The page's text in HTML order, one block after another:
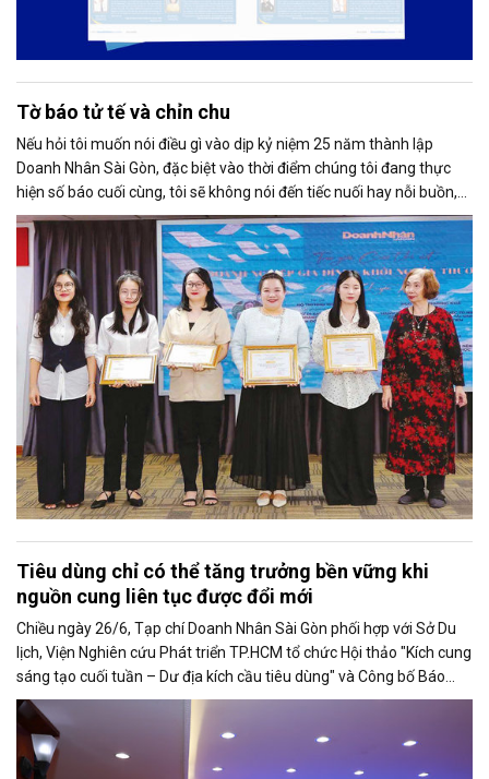
Tờ báo tử tế và chỉn chu
Nếu hỏi tôi muốn nói điều gì vào dịp kỷ niệm 25 năm thành lập
Doanh Nhân Sài Gòn, đặc biệt vào thời điểm chúng tôi đang thực
hiện số báo cuối cùng, tôi sẽ không nói đến tiếc nuối hay nỗi buồn,
thay vào đó là niềm tự hào. Bởi khi nghĩ về Doanh Nhân Sài Gòn, tôi
luôn nghĩ đó là một tờ báo “tử tế, chỉn chu”. Những điều tưởng như
rất bình thường ấy đã nuôi dưỡng tôi suốt 25 năm làm nghề. Và có
lẽ sẽ còn theo tôi đến hết cuộc đời cầm bút.
Tiêu dùng chỉ có thể tăng trưởng bền vững khi
nguồn cung liên tục được đổi mới
Chiều ngày 26/6, Tạp chí Doanh Nhân Sài Gòn phối hợp với Sở Du
lịch, Viện Nghiên cứu Phát triển TP.HCM tổ chức Hội thảo "Kích cung
sáng tạo cuối tuần – Dư địa kích cầu tiêu dùng" và Công bố Báo
cáo năng lực phát triển doanh nghiệp TP.HCM năm 2025. Trân
trọng giới thiệu phát biểu của ông Võ Hồng Sơn - Trưởng đại diện
Văn phòng Bộ Công Thương khu vực phía Nam tại Hội thảo.